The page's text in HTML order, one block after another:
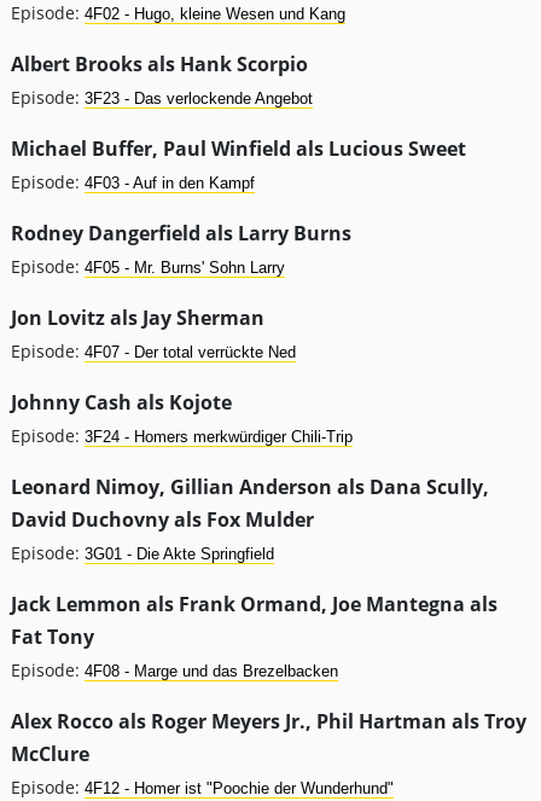
Episode: 4F02 - Hugo, kleine Wesen und Kang
Albert Brooks als Hank Scorpio
Episode: 3F23 - Das verlockende Angebot
Michael Buffer, Paul Winfield als Lucious Sweet
Episode: 4F03 - Auf in den Kampf
Rodney Dangerfield als Larry Burns
Episode: 4F05 - Mr. Burns' Sohn Larry
Jon Lovitz als Jay Sherman
Episode: 4F07 - Der total verrückte Ned
Johnny Cash als Kojote
Episode: 3F24 - Homers merkwürdiger Chili-Trip
Leonard Nimoy, Gillian Anderson als Dana Scully,
David Duchovny als Fox Mulder
Episode: 3G01 - Die Akte Springfield
Jack Lemmon als Frank Ormand, Joe Mantegna als
Fat Tony
Episode: 4F08 - Marge und das Brezelbacken
Alex Rocco als Roger Meyers Jr., Phil Hartman als Troy
McClure
Episode: 4F12 - Homer ist "Poochie der Wunderhund"